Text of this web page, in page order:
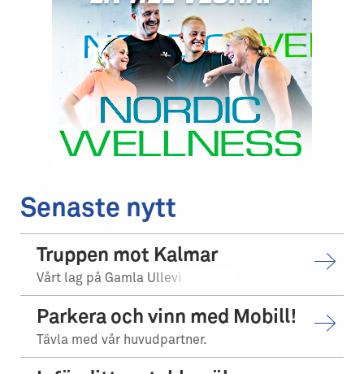
Senaste nytt
Truppen mot Kalmar
Vårt lag på Gamla Ullevi
Parkera och vinn med Mobill!
Tävla med vår huvudpartner.